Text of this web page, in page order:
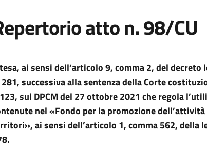
atto n. 98/CU
ai sensi dell’articolo 9, comma 2, del
successiva alla sentenza della Corte
sul DPCM del 27 ottobre 2021 che regola
nel «Fondo per la promozione
ai sensidell’articolo 1, comma 562, della